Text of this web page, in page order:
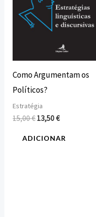
Como Argumentam os
Políticos?
Estratégia
15,00€ 13,50€
ADICIONAR